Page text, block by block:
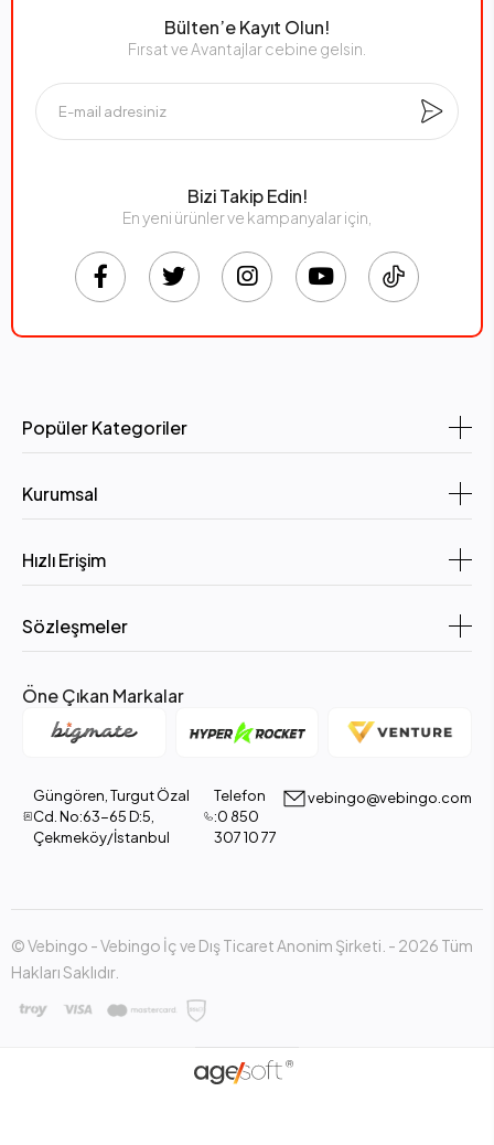
Bülten’e Kayıt Olun!
Fırsat ve Avantajlar cebine gelsin.
Bizi Takip Edin!
En yeni ürünler ve kampanyalar için,
Popüler Kategoriler
Kurumsal
Hızlı Erişim
Sözleşmeler
Öne Çıkan Markalar
Güngören, Turgut Özal
Cd. No:63-65 D:5,
Çekmeköy/İstanbul
Telefon
:0 850
307 10 77
vebingo@vebingo.com
© Vebingo - Vebingo İç ve Dış Ticaret Anonim Şirketi. - 2026 Tüm
Hakları Saklıdır.